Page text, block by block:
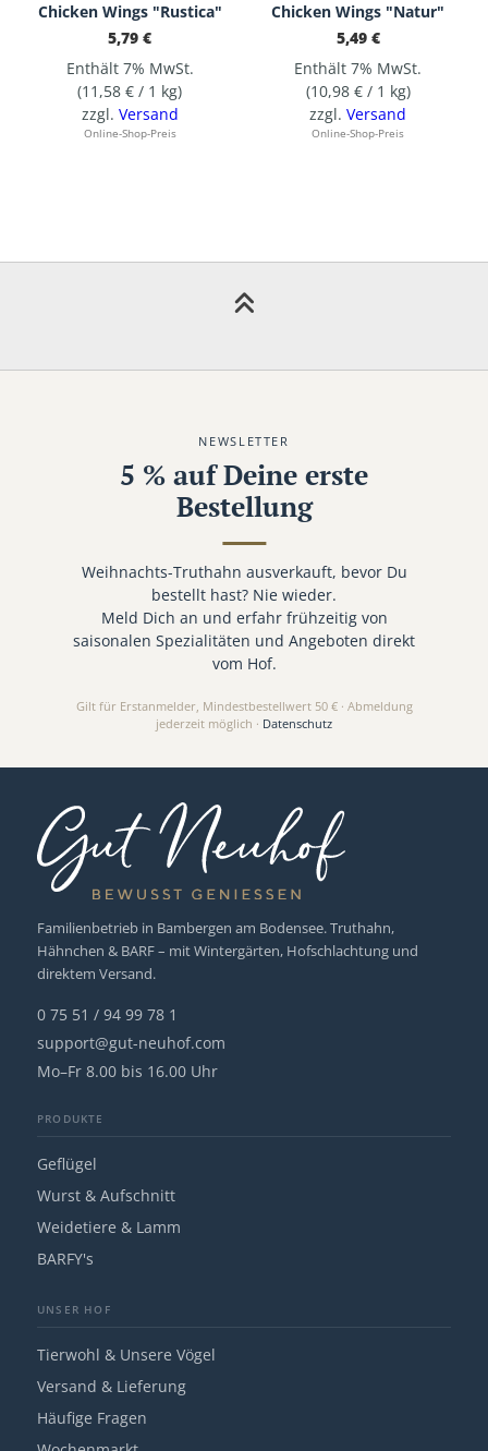
Chicken Wings "Rustica"
5,79€
Enthält 7% MwSt.
(11,58€ / 1 kg)
zzgl. Versand
Online-Shop-Preis
Chicken Wings "Natur"
5,49 €
Enthält 7% MwSt.
(10,98 €/ 1 kg)
zzgl.Versand
Online-Shop-Preis
NEWSLETTER
5 % auf Deine erste
Bestellung
Weihnachts-Truthahn ausverkauft, bevor Du
bestellt hast? Nie wieder.
Meld Dich an und erfahr frühzeitig von
saisonalen Spezialitäten und Angeboten direkt
vom Hof.
Gilt für Erstanmelder, Mindestbestellwert 50 € · Abmeldung
jederzeit möglich · Datenschutz
Familienbetrieb in Bambergen am Bodensee. Truthahn,
Hähnchen & BARF – mit Wintergärten, Hofschlachtung und
direktem Versand.
0 75 51 / 94 99 78 1
support@gut-neuhof.com
Mo–Fr 8.00 bis 16.00 Uhr
PRODUKTE
Geflügel
Wurst & Aufschnitt
Weidetiere & Lamm
BARFY's
UNSER HOF
Tierwohl & Unsere Vögel
Versand & Lieferung
Häufige Fragen